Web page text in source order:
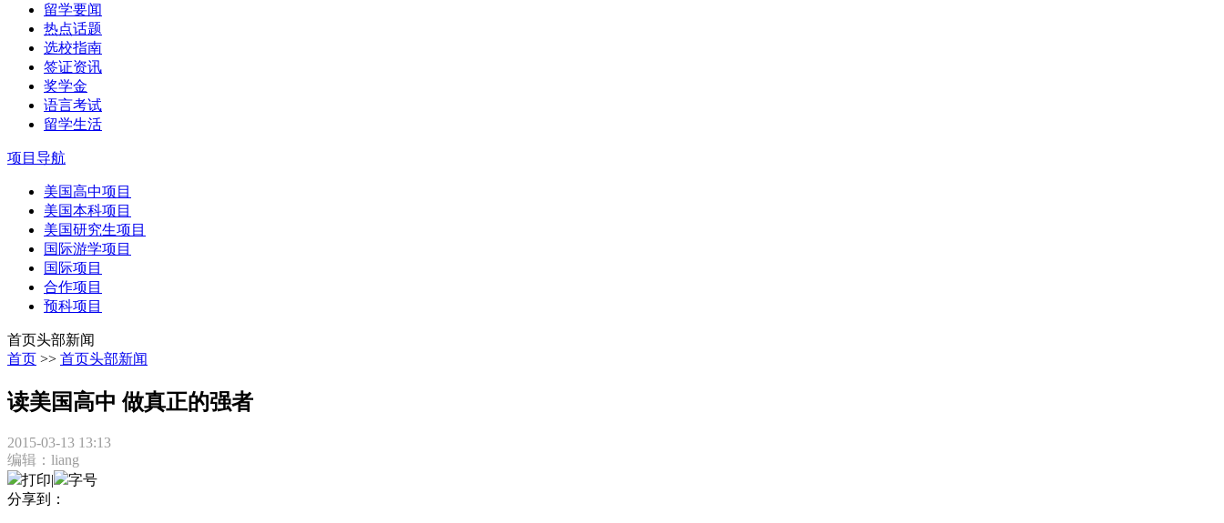
留学要闻
热点话题
选校指南
签证资讯
奖学金
语言考试
留学生活
项目导航
美国高中项目
美国本科项目
美国研究生项目
国际游学项目
国际项目
合作项目
预科项目
首页头部新闻
首页 >> 首页头部新闻
读美国高中 做真正的强者
2015-03-13 13:13
编辑：liang
打印|
字号
分享到：